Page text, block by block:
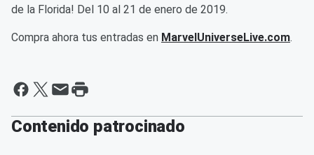
de la Florida! Del 10 al 21 de enero de 2019.
Compra ahora tus entradas en MarvelUniverseLive.com.
Contenido patrocinado